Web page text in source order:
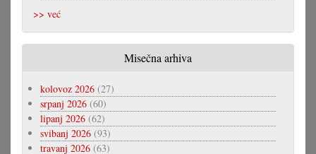
>> već
Misečna arhiva
kolovoz 2026 (27)
srpanj 2026 (60)
lipanj 2026 (62)
svibanj 2026 (93)
travanj 2026 (63)